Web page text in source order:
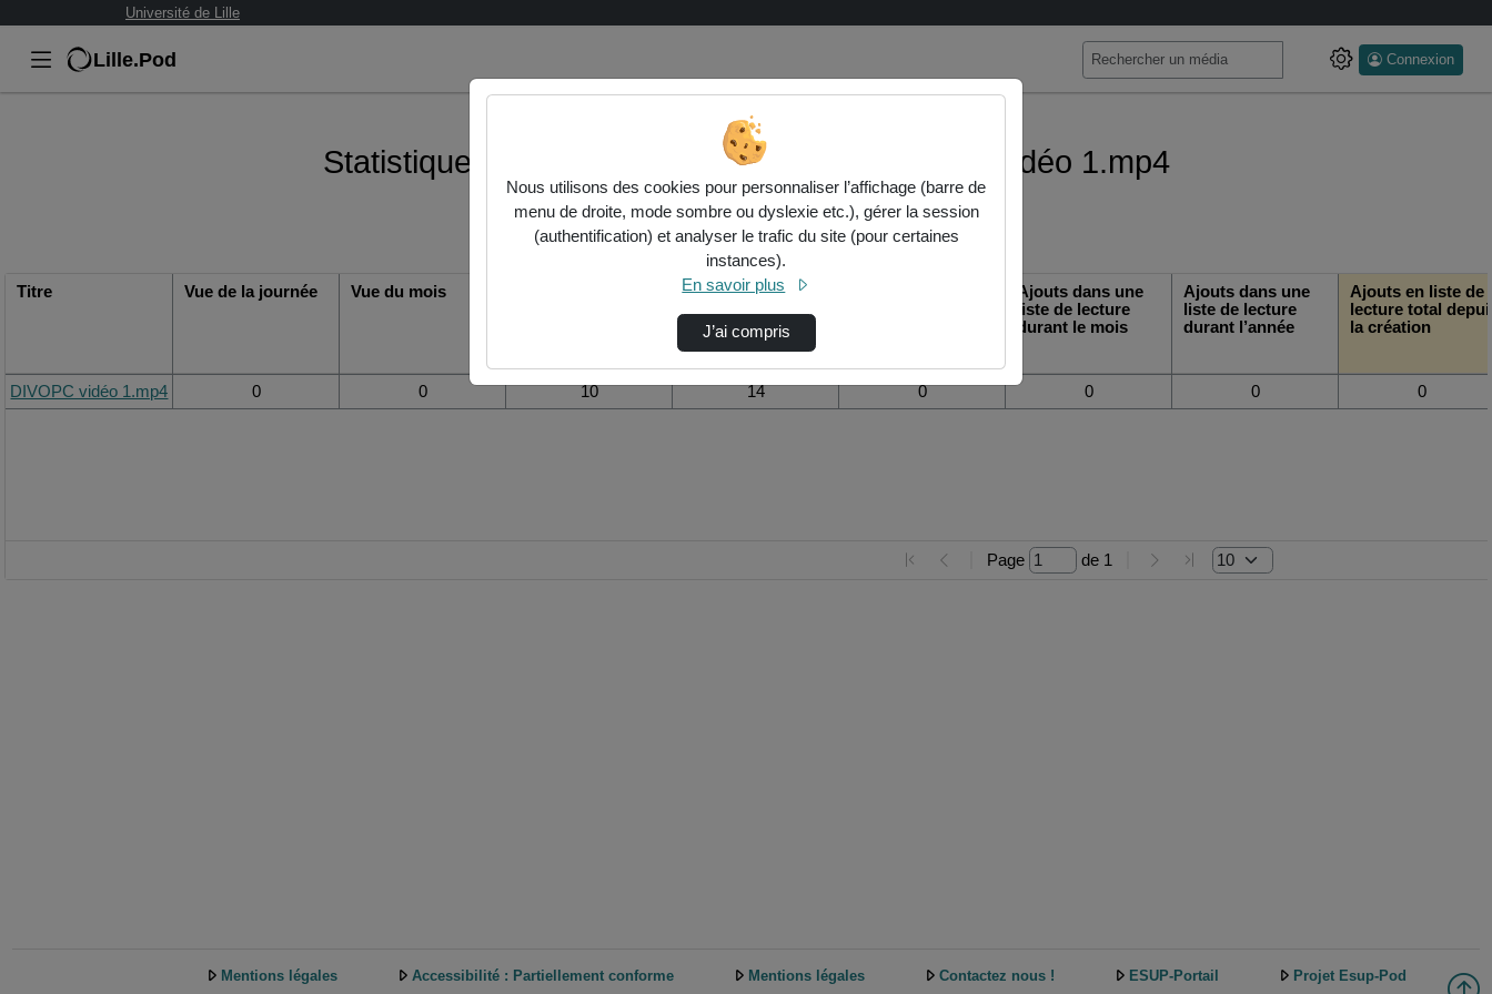
Université de Lille
Lille.Pod Connexion
Statistiques de visualisation de la vidéo Divopc vidéo 1.mp4
Modifier la période de
visualisation
Titre Vue de la journée Vue du mois
Vue totale depuis
Ajouts dans une
liste de lecture
durant le mois
Ajouts dans une
liste de lecture
durant l’année
Ajouts en liste de
lecture total
la création
DIVOPC vidéo 1.mp4 0 0 10 14 0 0 0 0
Page de 1
Mentions légales Accessibilité : Partiellement conforme Mentions légales Contactez nous ! ESUP-Portail Projet Esup-Pod
Nous utilisons des cookies pour personnaliser l’affichage (barre de
menu de droite, mode sombre ou dyslexie etc.), gérer la session
(authentification) et analyser le trafic du site (pour certaines
instances).
En savoir plus
J’ai compris